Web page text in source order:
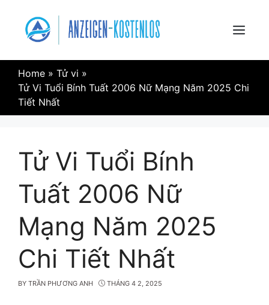
content
Menu
Home » Tử vi »
Tử Vi Tuổi Bính Tuất 2006 Nữ Mạng Năm 2025 Chi
Tiết Nhất
Tử Vi Tuổi Bính
Tuất 2006 Nữ
Mạng Năm 2025
Chi Tiết Nhất
BY TRẦN PHƯƠNG ANH THÁNG 4 2, 2025